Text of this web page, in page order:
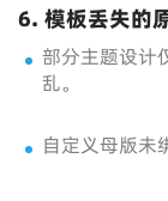
6. 模板丢失的
部分主题设计
乱。
自定义母版未